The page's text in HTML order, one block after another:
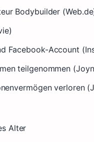
Bodybuilder
Facebook-Account
teilgenommen
verloren
Alter